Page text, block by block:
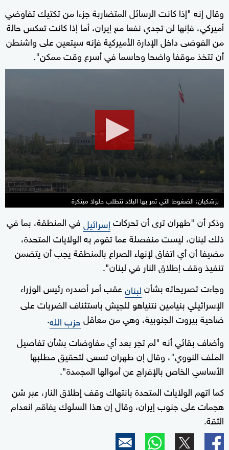
وقال إنه "إذا كانت الرسائل المتضاربة جزءا من ‌تكتيك تفاوضي
أميركي، فإنها ‌لن تجدي نفعا مع إيران، أما إذا كانت تعكس حالة
من الفوضى داخل الإدارة الأميركية فإنه سيتعين على واشنطن
أن تتخذ موقفا واضحا وحاسما في أسرع وقت ممكن".
بزشكيان: الضغوط التي تمر بها البلاد تتطلب حلولا مبتكرة
وذكر أن "طهران ترى أن ‌تحركاتإسرائيلفي المنطقة، بما ‌في
ذلك لبنان، ليست ⁠منفصلة عما تقوم به الولايات المتحدة،
مضيفا أن أي اتفاق لإنهاء الصراع بالمنطقة يجب أن يتضمن
تنفيذ وقف إطلاق النار في لبنان".
وجاءت تصريحاته بشأنلبنان⁠عقب أمر أصدره ‌رئيس الوزراء
الإسرائيلي بنيامين نتنياهو للجيش باستئناف الضربات على
ضاحية بيروت الجنوبية، وهي من معاقلحزب الله.
وأضاف بقائي أنه "لم ⁠تجر بعد أي مفاوضات بشأن تفاصيل
الملف النووي"، وقال إن طهران تسعى لتحقيق مطلبها
الأساسي الخاص بالإفراج عن ⁠أموالها المجمدة".
كما اتهم الولايات المتحدة بانتهاك وقف إطلاق النار، عبر شن
هجمات على جنوب إيران، وقال إن هذا السلوك يفاقم انعدام
الثقة.